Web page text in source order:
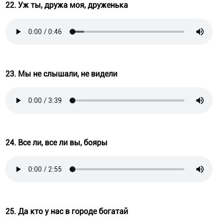
22. Уж ты, дружа моя, друженька
23. Мы не слышали, не видели
24. Все ли, все ли вы, бояры
25. Да кто у нас в городе богатай